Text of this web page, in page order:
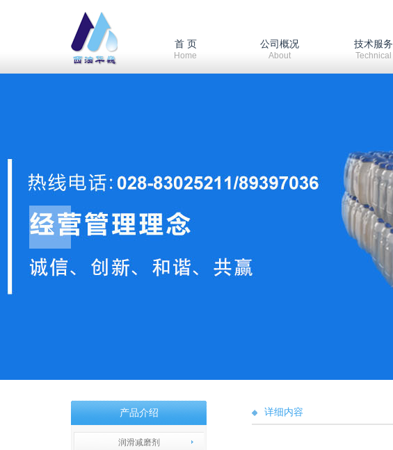
首 页
Home
公司概况
About
技术服务
Technical
产品介绍
润滑减磨剂
详细内容